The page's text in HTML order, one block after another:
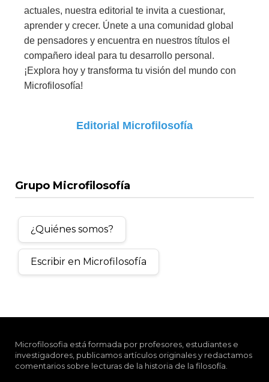
actuales, nuestra editorial te invita a cuestionar,
aprender y crecer. Únete a una comunidad global
de pensadores y encuentra en nuestros títulos el
compañero ideal para tu desarrollo personal.
¡Explora hoy y transforma tu visión del mundo con
Microfilosofía!
Editorial Microfilosofía
Grupo Microfilosofía
¿Quiénes somos?
Escribir en Microfilosofía
Microfilosofia está formada por profesores, estudiantes e
investigadores, publicamos artículos originales y redactamos
comentarios sobre lecturas de la historia de la filosofía.